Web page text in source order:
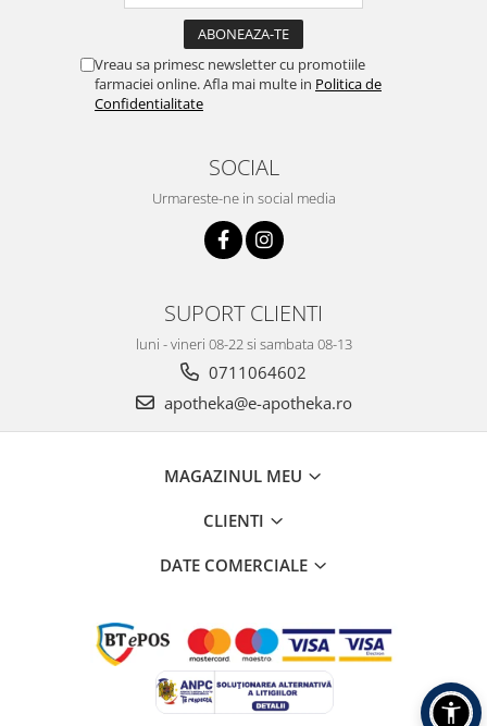
Vreau sa primesc newsletter cu promotiile
farmaciei online. Afla mai multe in Politica de
Confidentialitate
SOCIAL
Urmareste-ne in social media
SUPORT CLIENTI
luni - vineri 08-22 si sambata 08-13
0711064602
apotheka@e-apotheka.ro
MAGAZINUL MEU
CLIENTI
DATE COMERCIALE